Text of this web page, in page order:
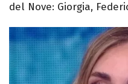
del Nove: Giorgia,